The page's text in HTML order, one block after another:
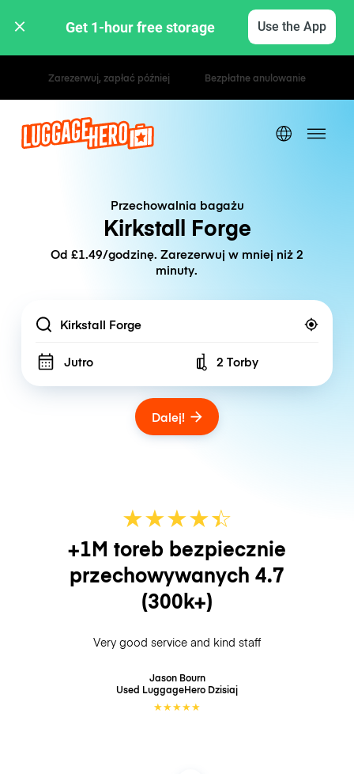
Get 1-hour free storage Use the App
Stawki godzinowe / dzienne
Przechowalnia bagażu
Kirkstall Forge
Od £1.49/godzinę. Zarezerwuj w mniej niż 2
minuty.
Location
Jutro Number of bags
2 Torby
Dalej!
★★★★☆
★
+1M toreb bezpiecznie
przechowywanych 4.7
(300k+)
Very good service and kind staff
Jason Bourn
Used LuggageHero Dzisiaj
★★★★★